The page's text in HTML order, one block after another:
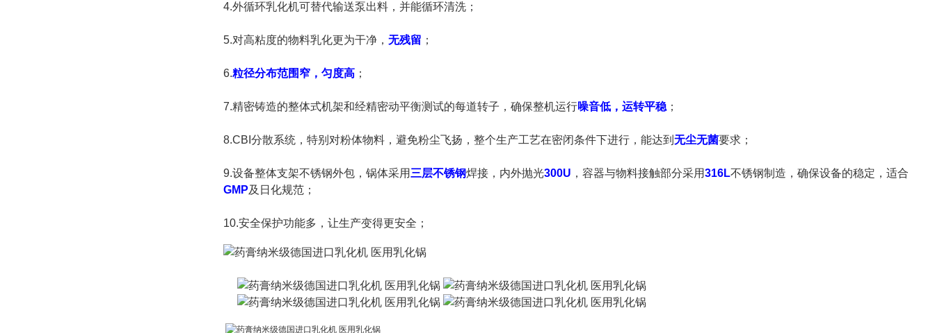
4.外循环乳化机可替代输送泵出料，并能循环清洗；
5.对高粘度的物料乳化更为干净， 无残留 ；
6.粒径分布范围窄，匀度高 ；
7.精密铸造的整体式机架和经精密动平衡测试的每道转子，确保整机运行噪音低，运转平稳 ；
8.CBI分散系统，特别对粉体物料，避免粉尘飞扬，整个生产工艺在密闭条件下进行，能达到 无尘无菌要求；
9.设备整体支架不锈钢外包，锅体采用 三层不锈钢焊接，内外抛光300U ，容器与物料接触部分采用316L不锈钢制造，确保设备的稳定，适合
GMP及日化规范；
10.安全保护功能多，让生产变得更安全；